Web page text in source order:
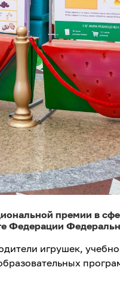
премии в
Федерации
игрушек,